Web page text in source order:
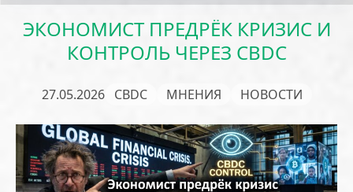
ЭКОНОМИСТ ПРЕДРЁК КРИЗИС И
КОНТРОЛЬ ЧЕРЕЗ CBDC
27.05.2026 CBDC МНЕНИЯ НОВОСТИ